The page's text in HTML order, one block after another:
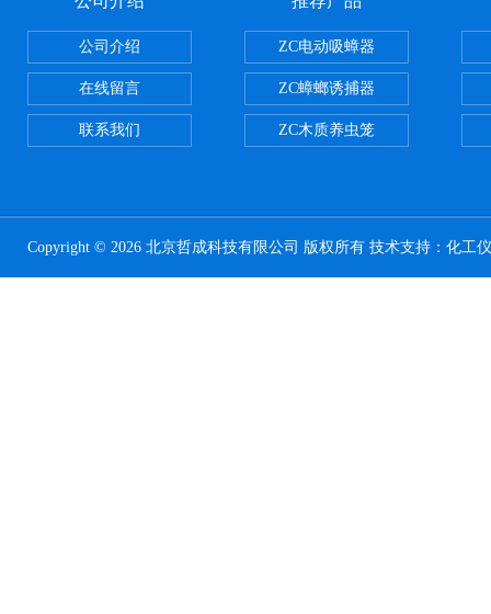
公司介绍
在线留言
联系我们
ZC电动吸蟑器
ZC蟑螂诱捕器
ZC木质养虫笼
Copyright © 2026 北京哲成科技有限公司 版权所有 技术支持： 化工